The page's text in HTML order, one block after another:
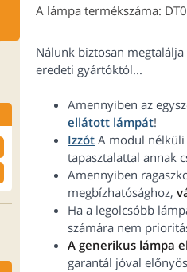
A lámpa termékszáma:
Nálunk biztosan
eredeti gyártóktól...
Amennyiben az
ellátott lámpát!
Izzót A modul nélküli
tapasztalattal annak
Amennyiben
megbízhatósághoz,
Ha a legolcsóbb
számára nem
A generikus lámpa
garantál jóval